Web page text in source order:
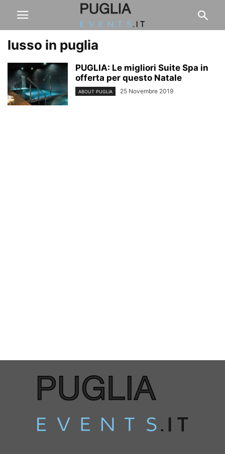
lusso in puglia
PUGLIA: Le migliori Suite Spa in
offerta per questo Natale
ABOUT PUGLIA 25 Novembre 2019